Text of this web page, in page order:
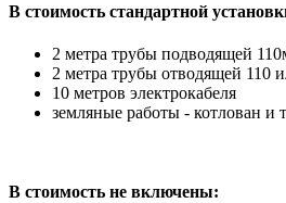
В стоимость стандартной
2 метра трубы подводящей
2 метра трубы отводящей 110
10 метров электрокабеля
земляные работы - котлован
В стоимость не включены: